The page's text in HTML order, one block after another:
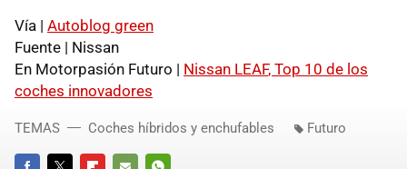
Vía | Autoblog green
Fuente | Nissan
En Motorpasión Futuro | Nissan LEAF, Top 10 de los
coches innovadores
TEMAS Coches híbridos y enchufables Futuro